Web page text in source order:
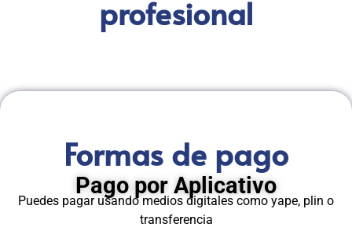
profesional
Formas de pago
Pago por Aplicativo
Puedes pagar usando medios digitales como yape, plin o
transferencia